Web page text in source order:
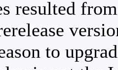
resulted
to